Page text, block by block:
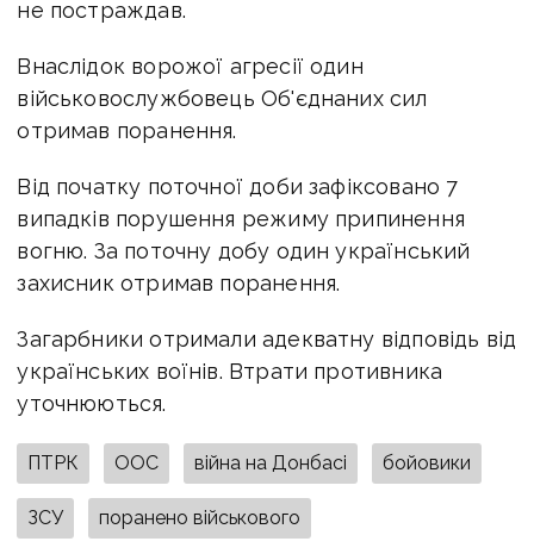
не постраждав.
Внаслідок ворожої агресії один
військовослужбовець Об'єднаних сил
отримав поранення.
Від початку поточної доби зафіксовано 7
випадків порушення режиму припинення
вогню. За поточну добу один український
захисник отримав поранення.
Загарбники отримали адекватну відповідь від
українських воїнів. Втрати противника
уточнюються.
ПТРК ООС війна на Донбасі бойовики
ЗСУ поранено військового